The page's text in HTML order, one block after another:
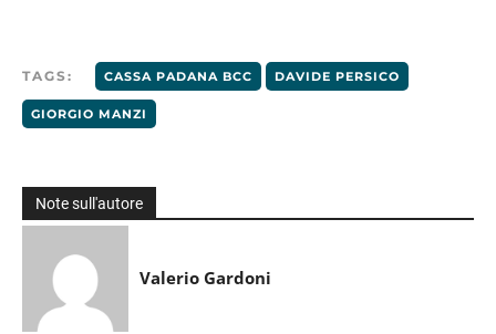
TAGS: CASSA PADANA BCC DAVIDE PERSICO
GIORGIO MANZI
Note sull'autore
Valerio Gardoni